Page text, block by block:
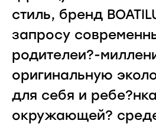
стиль, бренд
запросу
родителеи?-
оригинальную
для себя и
окружающей?